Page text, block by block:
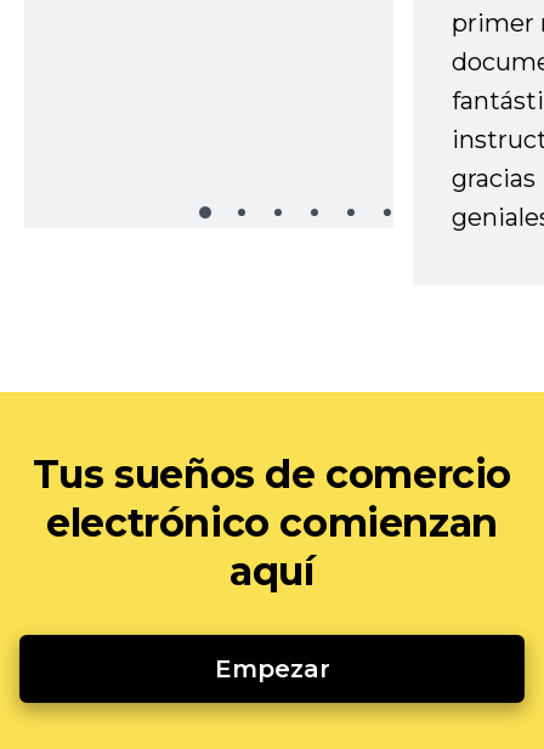
primer
gracias
Tus sueños de comercio
electrónico comienzan
aquí
Empezar